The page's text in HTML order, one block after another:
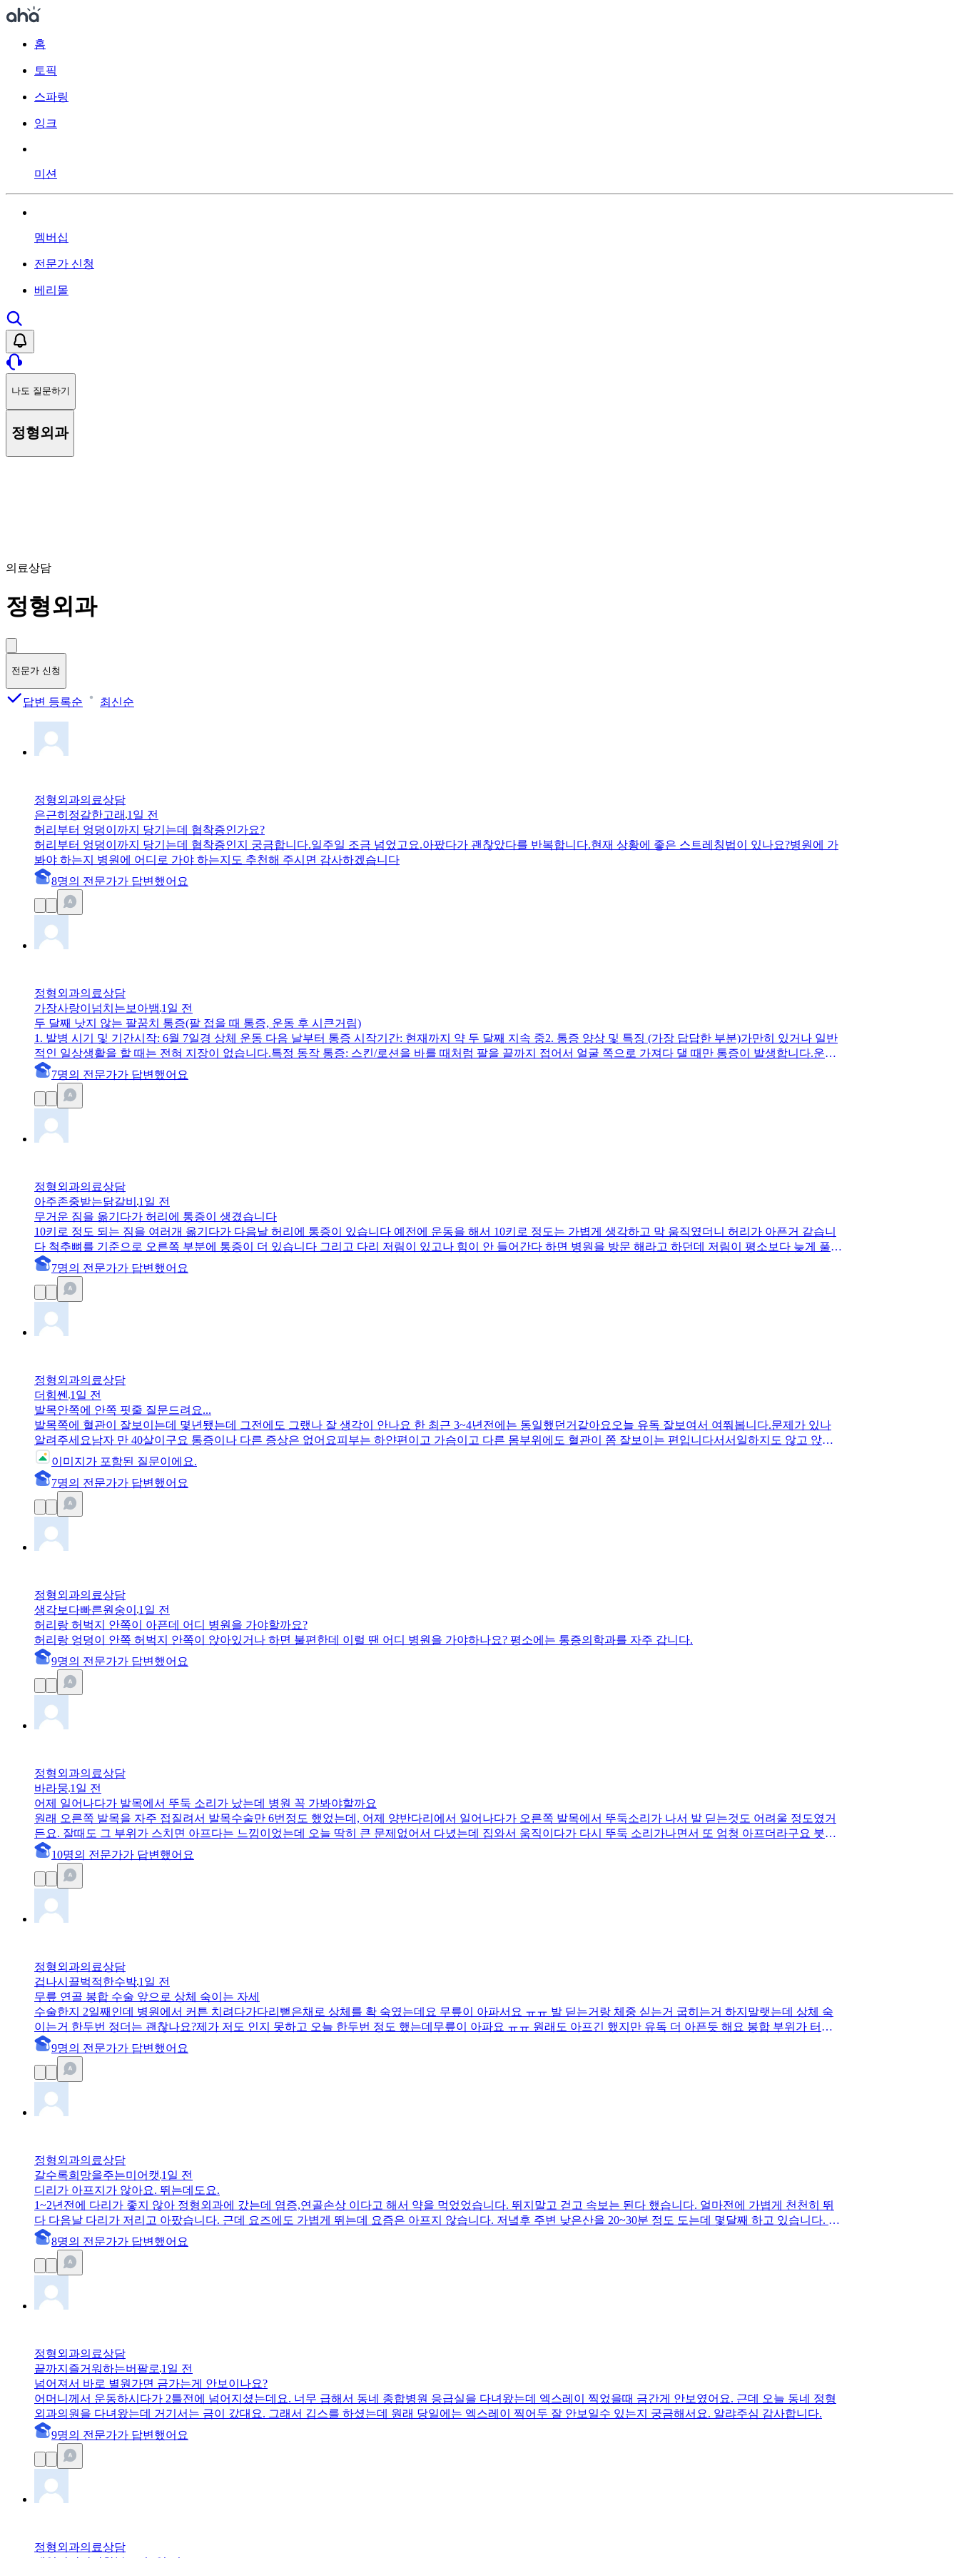
홈
토픽
스파링
잉크
미션
멤버십
전문가 신청
베리몰
나도 질문하기
정형외과
의료상담
정형외과
전문가 신청
답변 등록순 최신순
정형외과의료상담
은근히정갈한고래 1일 전
허리부터 엉덩이까지 당기는데 협착증인가요?
허리부터 엉덩이까지 당기는데 협착증인지 궁금합니다.일주일 조금 넘었고요.아팠다가 괜찮았다를 반복합니다.현재 상황에 좋은 스트레칭법이 있나요?병원에 가
봐야 하는지 병원에 어디로 가야 하는지도 추천해 주시면 감사하겠습니다
8명의 전문가가 답변 했어요
정형외과의료상담
가장사랑이넘치는보아뱀 1일 전
두 달째 낫지 않는 팔꿈치 통증(팔 접을 때 통증, 운동 후 시큰거림)
1. 발병 시기 및 기간시작: 6월 7일경 상체 운동 다음 날부터 통증 시작기간: 현재까지 약 두 달째 지속 중2. 통증 양상 및 특징 (가장 답답한 부분)가만히 있거나 일반
적인 일상생활을 할 때는 전혀 지장이 없습니다.특정 동작 통증: 스킨/로션을 바를 때처럼 팔을 끝까지 접어서 얼굴 쪽으로 가져다 댈 때만 통증이 발생합니다.운동
시 증상: 턱걸이, 오버헤드 프레스, 가벼운 삼두 운동 등을 할 때 동작 수행 중에는 아프지 않은데, 운동이 다 끝나고 나면 팔꿈치가 시큰거리는 후유증이 있습니다.3.
현재까지의 대처 및 치료 현황휴식: 통증 발생 후 약 한 달간 상체 운동을 아예 쉬었으나 차도가 없었습니다. 현재도 상체는 스트레칭 정도만 했고(지금은 중단), 런
닝이나 하체 운동 위주로만 하고 있습니다.병원 치료: 한 달을 쉬어도 안 나아서 정형외과에 방문, 현재까지 주사 치료 및 체외 충격파 치료를 5회 정도 진행했으나
자체는 안 느껴지지만, 근본적으로 나아지는 느낌은 아닙니다.4. 궁금한 점보통 시간이 지나면 자연스럽게 통증이 줄어야 하는 것 같은데, 두 달이 다 되어가도록 사
실 전혀 나아지는 느낌이 없습니다.단순 휴식이나 충격파/주사 치료(5회)로도 효과를 못 봤는데, 지금처럼 계속 운동을 아예 쉬면서 가만히 놔두는 것이 맞을까요?
7명의 전문가가 답변 했어요
정형외과의료상담
아주존중받는닭갈비 1일 전
무거운 짐을 옮기다가 허리에 통증이 생겼습니다
10키로 정도 되는 짐을 여러개 옮기다가 다음날 허리에 통증이 있습니다 예전에 운동을 해서 10키로 정도는 가볍게 생각하고 막 움직였더니 허리가 아픈거 같습니
다 척추뼈를 기준으로 오른쪽 부분에 통증이 더 있습니다 그리고 다리 저림이 있고나 힘이 안 들어간다 하면 병원을 방문 해라고 하던데 저림이 평소보다 늦게 풀리
는 기분이 있던데 기분탓인지 모르겠습니다 혹시 어떻게 구분을 하는게 좋을까요? 병원가서 엑스레이를 찍어야되는건가요? 아니면 mri를 찍어야되나요? 감사합니
7명의 전문가가 답변 했어요
정형외과의료상담
더힘쎈 1일 전
발목안쪽에 안쪽 핏줄 질문드려요...
발목쪽에 혈관이 잘보이는데 몇년됐는데 그전에도 그랬나 잘 생각이 안나요 한 최근 3~4년전에는 동일했던거같아요오늘 유독 잘보여서 여쭤봅니다.문제가 있나
알려주세요남자 만 40살이구요 통증이나 다른 증상은 없어요피부는 하얀편이고 가슴이고 다른 몸부위에도 혈관이 쫌 잘보이는 편입니다서서일하지도 않고 앉아
서 일합니다다리저림 등도 없어요근데 유독 오른쪽이 심한거같아요.왜 오른쪽만 더심한지 괜찮은지 알려주세요
이미지가 포함된 질문이에요.
7명의 전문가가 답변 했어요
정형외과의료상담
생각보다빠른원숭이 1일 전
허리랑 허벅지 안쪽이 아픈데 어디 병원을 가야할까요?
허리랑 엉덩이 안쪽 허벅지 안쪽이 앉아있거나 하면 불편한데 이럴 땐 어디 병원을 가야하나요? 평소에는 통증의학과를 자주 갑니다.
9명의 전문가가 답변 했어요
정형외과의료상담
바라뭉 1일 전
어제 일어나다가 발목에서 뚜둑 소리가 났는데 병원 꼭 가봐야할까요
원래 오른쪽 발목을 자주 접질려서 발목수술만 6번정도 했었는데, 어제 양반다리에서 일어나다가 오른쪽 발목에서 뚜둑소리가 나서 발 딛는것도 어려울 정도였거
든요. 잘때도 그 부위가 스치면 아프다는 느낌이었는데 오늘 딱히 큰 문제없어서 다녔는데 집와서 움직이다가 다시 뚜둑 소리가나면서 또 엄청 아프더라구요 붓기
는 한거같은데 병원을 꼭 가봐야 할까요..
10명의 전문가가 답변 했어요
정형외과의료상담
겁나시끌벅적한수박1일 전
무릎 연골 봉합 수술 앞으로 상체 숙이는 자세
수술한지 2일째인데 병원에서 커튼 치려다가다리뻗은채로 상체를 확 숙였는데요 무릎이 아파서요 ㅠㅠ 발 딛는거랑 체중 싣는거 굽히는거 하지말랫는데 상체 숙
이는거 한두번 정더는 괜찮나요?제가 저도 인지 못하고 오늘 한두번 정도 했는데무릎이 아파요 ㅠㅠ 원래도 아프긴 했지만 유독 더 아픈듯 해요 봉합 부위가 터진
건 아니겟죠..?.?
9명의 전문가가 답변 했어요
정형외과의료상담
갈수록희망을주는미어캣 1일 전
디리가 아프지가 않아요. 뛰는데도요.
1~2년전에 다리가 좋지 않아 정형외과에 갔는데 염증,연골손상 이다고 해서 약을 먹었었습니다. 뛰지말고 걷고 속보는 된다 했습니다. 얼마전에 가볍게 천천히 뛰
다 다음날 다리가 저리고 아팠습니다. 근데 요즈에도 가볍게 뛰는데 요즘은 아프지 않습니다. 저녘후 주변 낮은산을 20~30분 정도 도는데 몇달째 하고 있습니다. 이
덕에 요즘 가볍게 뛰는데도 무릎이 아프지 않는걸까요?
8명의 전문가가 답변 했어요
정형외과의료상담
끝까지즐거워하는버팔로 1일 전
넘어져서 바로 별원가면 금가는게 안보이나요?
어머니께서 운동하시다가 2틀전에 넘어지셨는데요. 너무 급해서 동네 종합병원 응급실을 다녀왔는데 엑스레이 찍었을때 금간게 안보였어요. 근데 오늘 동네 정형
외과의원을 다녀왔는데 거기서는 금이 갔대요. 그래서 깁스를 하셨는데 원래 당일에는 엑스레이 찍어두 잘 안보일수 있는지 궁금해서요. 알랴주심 감사합니다.
9명의 전문가가 답변 했어요
정형외과의료상담